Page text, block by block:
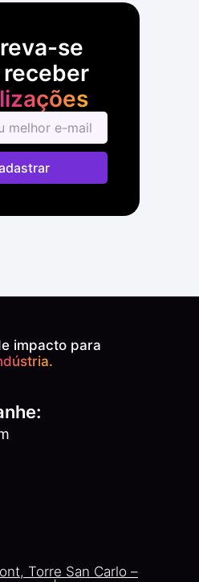
se
receber
impacto para
Torre San Carlo –